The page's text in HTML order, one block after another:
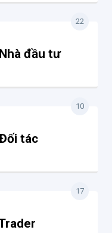
đầu tư
22
tác
10
17